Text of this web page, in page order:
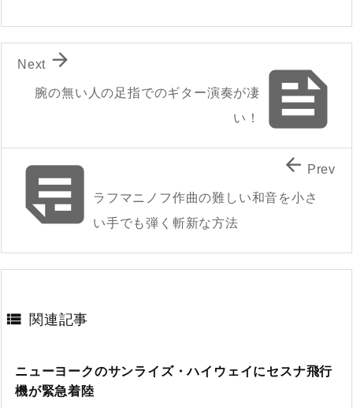

腕の無い人の足指でのギター演奏が凄
い！

Next
ラフマニノフ作曲の難しい和音を小さ
い手でも弾く斬新な方法
 Prev
 関連記事
ニューヨークのサンライズ・ハイウェイにセスナ飛行
機が緊急着陸